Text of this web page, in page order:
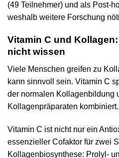
(49 Teilnehmer) und als Post-
weshalb weitere Forschung
Vitamin C und
nicht wissen
Viele Menschen greifen zu
kann sinnvoll sein. Vitamin C
der normalen Kollagenbildung
Kollagenpräparaten kombiniert.
Vitamin C ist nicht nur ein
essenzieller Cofaktor für zwei
Kollagenbiosynthese: Prolyl-